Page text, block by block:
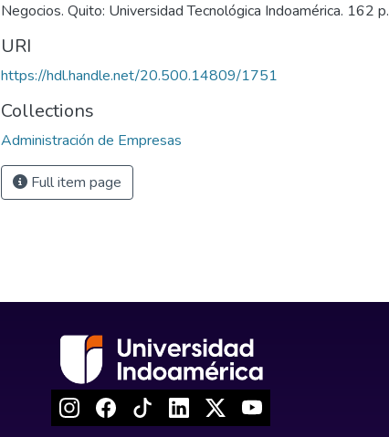
Negocios. Quito: Universidad Tecnológica Indoamérica. 162 p.
URI
https://hdl.handle.net/20.500.14809/1751
Collections
Administración de Empresas
Full item page